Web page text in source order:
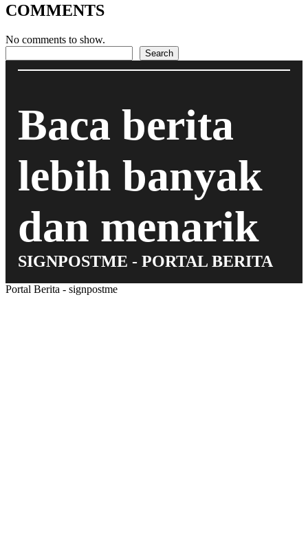
COMMENTS
No comments to show.
Search
Baca berita
lebih banyak
dan menarik
SIGNPOSTME - PORTAL BERITA
Portal Berita - signpostme